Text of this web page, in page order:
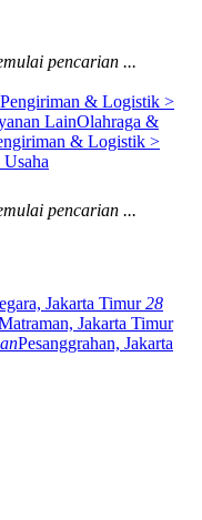
pencarian ...
Pengiriman & Logistik >
LainOlahraga &
& Logistik >
pencarian ...
Jakarta Timur28
Jakarta Timur
Pesanggrahan, Jakarta